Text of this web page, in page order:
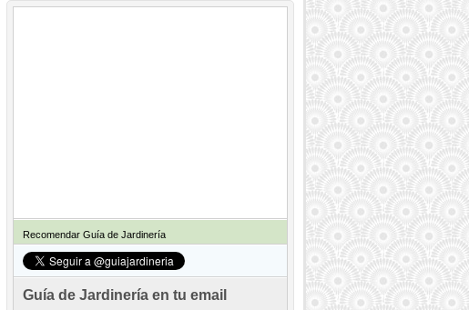
Recomendar Guía de Jardinería
Guía de Jardinería en tu email